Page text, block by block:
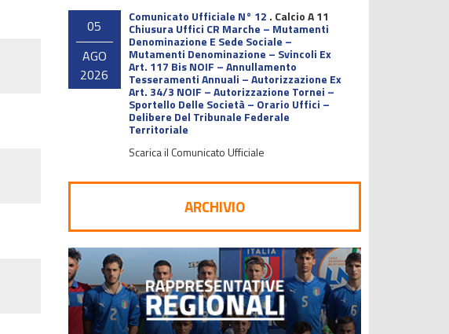
05
AGO
2026
Comunicato Ufficiale N° 12 . Calcio A 11
Chiusura Uffici CR Marche – Mutamenti
Denominazione E Sede Sociale –
Mutamenti Denominazione – Svincoli Ex
Art. 117 Bis NOIF – Annullamento
Tesseramenti Annuali – Autorizzazione Ex
Art. 34/3 NOIF – Autorizzazione Tornei –
Sportello Delle Società – Orario Uffici –
Delibere Del Tribunale Federale
Territoriale
Scarica il Comunicato Ufficiale
ARCHIVIO